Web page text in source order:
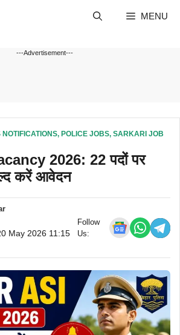
MENU
---Advertisement---
NOTIFICATIONS, POLICE JOBS, SARKARI JOB
2026: 22 पदों पर
करें आवेदन
May 2026 11:15
Follow
Us: